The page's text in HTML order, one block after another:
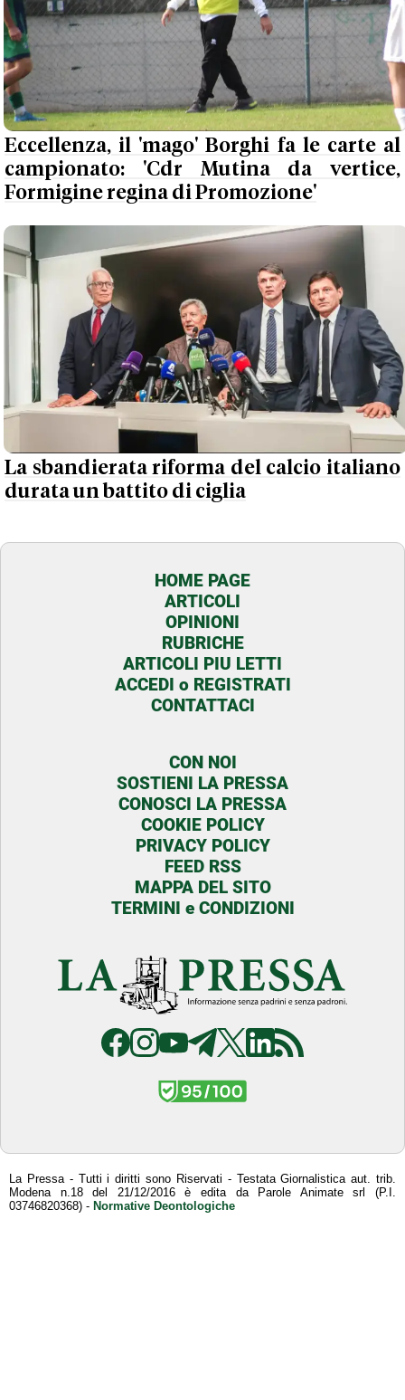
Eccellenza, il 'mago' Borghi fa le carte al
campionato: 'Cdr Mutina da vertice,
Formigine regina di Promozione'
La sbandierata riforma del calcio italiano
durata un battito di ciglia
HOME PAGE
ARTICOLI
OPINIONI
RUBRICHE
ARTICOLI PIU LETTI
ACCEDI o REGISTRATI
CONTATTACI
CON NOI
SOSTIENI LA PRESSA
CONOSCI LA PRESSA
COOKIE POLICY
PRIVACY POLICY
FEED RSS
MAPPA DEL SITO
TERMINI e CONDIZIONI
La Pressa - Tutti i diritti sono Riservati - Testata Giornalistica aut. trib.
Modena n.18 del 21/12/2016 è edita da Parole Animate srl (P.I.
03746820368) - Normative Deontologiche